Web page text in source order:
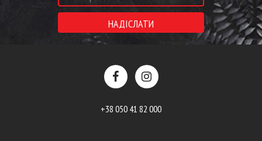
+38 050 41 82 000